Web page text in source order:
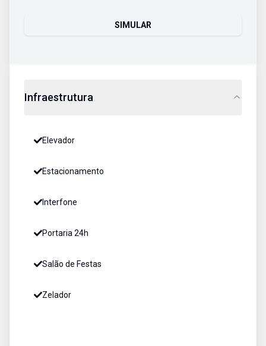
SIMULAR
Infraestrutura
Elevador
Estacionamento
Interfone
Portaria 24h
Salão de Festas
Zelador